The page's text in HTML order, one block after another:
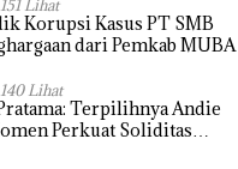
151 Lihat
Korupsi Kasus PT SMB
dari Pemkab MUBA
140 Lihat
Terpilihnya Andie
Perkuat Soliditas